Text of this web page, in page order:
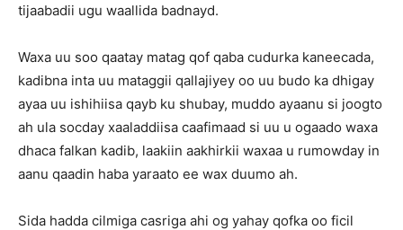
tijaabadii ugu waallida badnayd.
Waxa uu soo qaatay matag qof qaba cudurka kaneecada,
kadibna inta uu mataggii qallajiyey oo uu budo ka dhigay
ayaa uu ishihiisa qayb ku shubay, muddo ayaanu si joogto
ah ula socday xaaladdiisa caafimaad si uu u ogaado waxa
dhaca falkan kadib, laakiin aakhirkii waxaa u rumowday in
aanu qaadin haba yaraato ee wax duumo ah.
Sida hadda cilmiga casriga ahi og yahay qofka oo ficil